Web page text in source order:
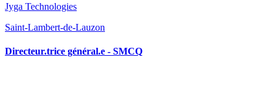
Jyga Technologies
Saint-Lambert-de-Lauzon
Directeur.trice général.e - SMCQ